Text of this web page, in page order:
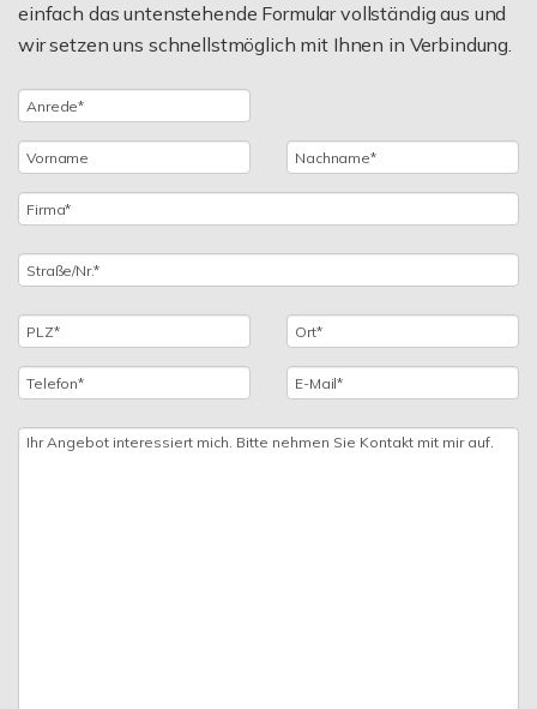
einfach das untenstehende Formular vollständig aus und
wir setzen uns schnellstmöglich mit Ihnen in Verbindung.